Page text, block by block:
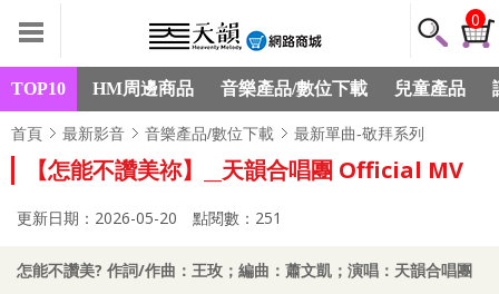
0
TOP10 HM周邊商品 音樂產品/數位下載 兒童產品
首頁 最新影音 音樂產品/數位下載 最新單曲-敬拜系列
【怎能不讚美祢】__天韻合唱團 Official MV
更新日期：2026-05-20 點閱數：251
怎能不讚美? 作詞/作曲：王玫；編曲：蕭文凱；演唱：天韻合唱團